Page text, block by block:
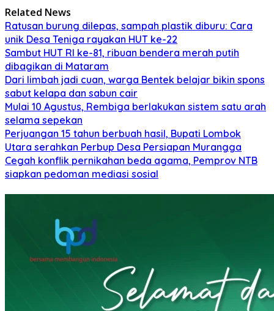
Related News
Ratusan burung dilepas, sampah plastik diburu: Cara
unik Desa Teniga rayakan HUT ke-22
Sambut HUT RI ke-81, ribuan bendera merah putih
dibagikan di Mataram
Dari limbah jadi cuan, warga Bentek belajar bikin spons
sabut kelapa dan sabun cair
Mulai 10 Agustus, Rembiga berlakukan sistem satu arah
selama sepekan
Perjuangan 15 tahun berbuah hasil, Bupati Lombok
Utara serahkan Perbup Desa Persiapan Murangga
Cegah konflik pernikahan beda agama, Pemprov NTB
siapkan pedoman mediasi sosial